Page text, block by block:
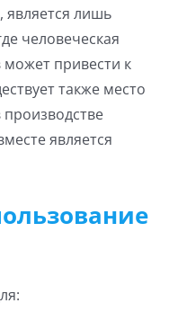
является лишь
человеческая
привести к
также место
является